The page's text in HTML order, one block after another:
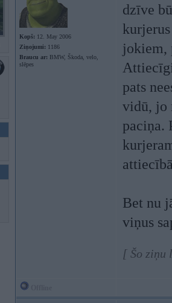
Kopš: 12. May 2006
Ziņojumi: 1186
Braucu ar: BMW, Škoda, velo,
slēpes
dzīve
jokiem,
pats
vidū, jo
paciņa.
Bet nu
viņus
[ Šo ziņu